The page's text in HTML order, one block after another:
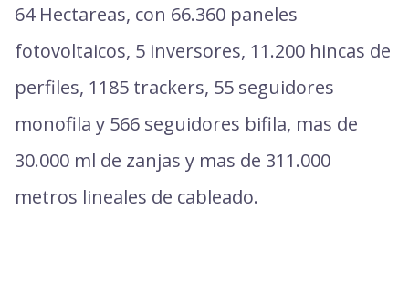
64 Hectareas, con 66.360 paneles
fotovoltaicos, 5 inversores, 11.200 hincas de
perfiles, 1185 trackers, 55 seguidores
monofila y 566 seguidores bifila, mas de
30.000 ml de zanjas y mas de 311.000
metros lineales de cableado.